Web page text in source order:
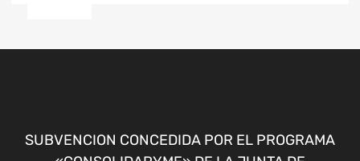
SUBVENCION CONCEDIDA POR EL PROGRAMA